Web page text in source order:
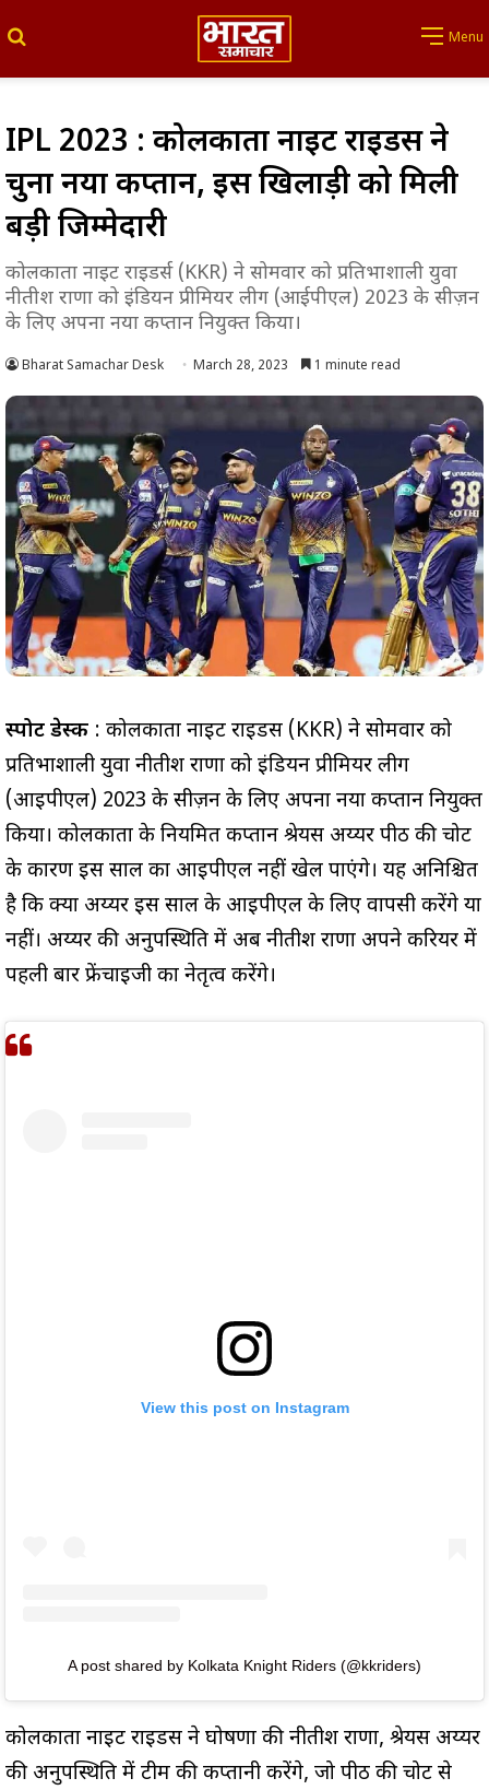
Menu
IPL 2023 : कोलकाता नाइट राइडर्स ने
चुना नया कप्तान, इस खिलाड़ी को मिली
बड़ी जिम्मेदारी
कोलकाता नाइट राइडर्स (KKR) ने सोमवार को प्रतिभाशाली युवा
नीतीश राणा को इंडियन प्रीमियर लीग (आईपीएल) 2023 के सीज़न
के लिए अपना नया कप्तान नियुक्त किया।
Bharat Samachar Desk March 28, 2023 1 minute read
स्पोर्ट डेस्क : कोलकाता नाइट राइडर्स (KKR) ने सोमवार को
प्रतिभाशाली युवा नीतीश राणा को इंडियन प्रीमियर लीग
(आईपीएल) 2023 के सीज़न के लिए अपना नया कप्तान नियुक्त
किया। कोलकाता के नियमित कप्तान श्रेयस अय्यर पीठ की चोट
के कारण इस साल का आईपीएल नहीं खेल पाएंगे। यह अनिश्चित
है कि क्या अय्यर इस साल के आईपीएल के लिए वापसी करेंगे या
नहीं। अय्यर की अनुपस्थिति में अब नीतीश राणा अपने करियर में
पहली बार फ्रेंचाइजी का नेतृत्व करेंगे।
View this post on Instagram
A post shared by Kolkata Knight Riders (@kkriders)
कोलकाता नाइट राइडर्स ने घोषणा की नीतीश राणा, श्रेयस अय्यर
की अनुपस्थिति में टीम की कप्तानी करेंगे, जो पीठ की चोट से